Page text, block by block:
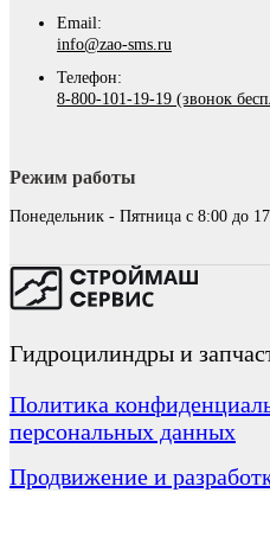
Email:
info@zao-sms.ru
Телефон:
8-800-101-19-19 (звонок
Режим работы
Понедельник - Пятница с 8:00 до
Гидроцилиндры и
Политика
персональных данных
Продвижение и